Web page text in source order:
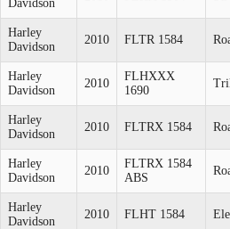
Davidson
Harley
Davidson
2010 FLTR 1584
Harley
Davidson
2010
FLHXXX
1690
Harley
Davidson
2010 FLTRX 1584
Harley
Davidson
2010
FLTRX 1584
ABS
Harley
Davidson
2010 FLHT 1584